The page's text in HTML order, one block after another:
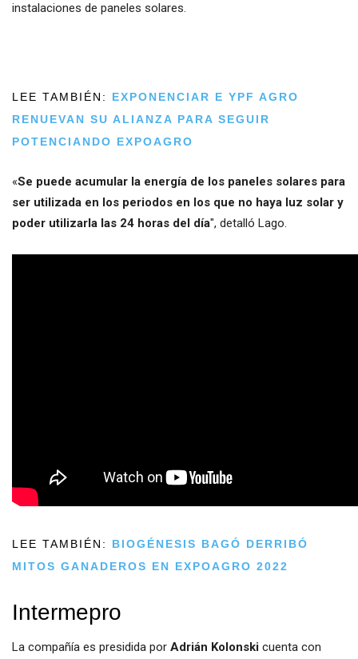
instalaciones de paneles solares.
LEE TAMBIÉN: EXPONENCIAR E YPF AGRO
RENUEVAN SU ALIANZA PARA SEGUIR
POTENCIANDO EXPOAGRO
«Se puede acumular la energía de los paneles solares para
ser utilizada en los periodos en los que no haya luz solar y
poder utilizarla las 24 horas del día", detalló Lago.
LEE TAMBIÉN:
BIOGÉNESIS BAGÓ DERRIBÓ
MITOS GANADEROS EN EXPOAGRO 2022
Intermepro
La compañía es presidida por Adrián Kolonski cuenta con